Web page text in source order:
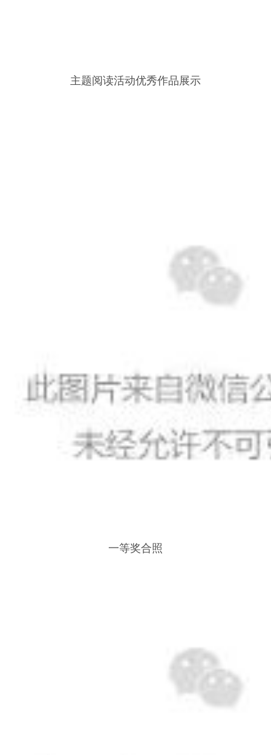
主题阅读活动优秀作品展示
一等奖合照